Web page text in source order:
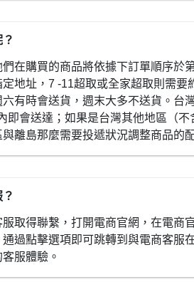
在購買的商品將依據下訂單順序於
地址，7 -11超取或全家超取則需
有時會送貨，週末大多不送貨。台
即會送達；如果是台灣其他地區（
離島那麼需要投遞狀況調整商品的
取得聯繫，打開電商官網，在電商
過點擊選項即可跳轉到與電商客服
服體驗。